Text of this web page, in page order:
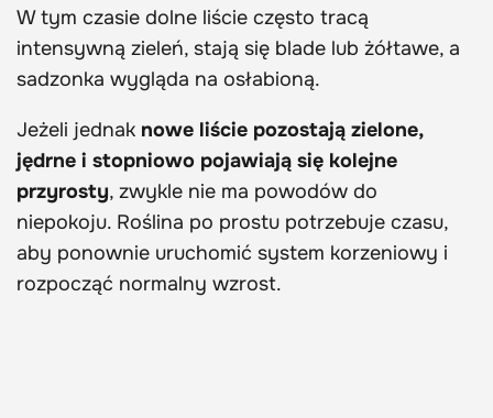
W tym czasie dolne liście często tracą
intensywną zieleń, stają się blade lub żółtawe, a
sadzonka wygląda na osłabioną.
Jeżeli jednak nowe liście pozostają zielone,
jędrne i stopniowo pojawiają się kolejne
przyrosty, zwykle nie ma powodów do
niepokoju. Roślina po prostu potrzebuje czasu,
aby ponownie uruchomić system korzeniowy i
rozpocząć normalny wzrost.